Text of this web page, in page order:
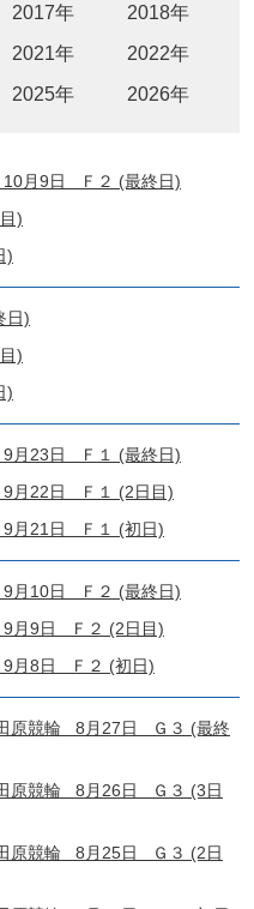
2017年
2018年
2021年
2022年
2025年 2026年
月9日 Ｆ２ (最終日)
)
)
日)
)
)
月23日 Ｆ１ (最終日)
月22日 Ｆ１ (2日目)
月21日 Ｆ１ (初日)
月10日 Ｆ２ (最終日)
月9日 Ｆ２ (2日目)
月8日 Ｆ２ (初日)
原競輪 8月27日 Ｇ３ (最終
原競輪 8月26日 Ｇ３ (3日
原競輪 8月25日 Ｇ３ (2日